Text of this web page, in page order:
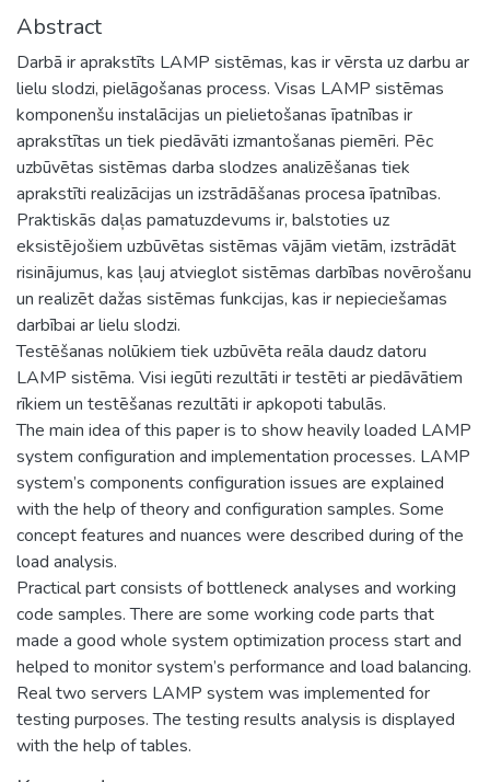
Abstract
Darbā ir aprakstīts LAMP sistēmas, kas ir vērsta uz darbu ar
lielu slodzi, pielāgošanas process. Visas LAMP sistēmas
komponenšu instalācijas un pielietošanas īpatnības ir
aprakstītas un tiek piedāvāti izmantošanas piemēri. Pēc
uzbūvētas sistēmas darba slodzes analizēšanas tiek
aprakstīti realizācijas un izstrādāšanas procesa īpatnības.
Praktiskās daļas pamatuzdevums ir, balstoties uz
eksistējošiem uzbūvētas sistēmas vājām vietām, izstrādāt
risinājumus, kas ļauj atvieglot sistēmas darbības novērošanu
un realizēt dažas sistēmas funkcijas, kas ir nepieciešamas
darbībai ar lielu slodzi.
Testēšanas nolūkiem tiek uzbūvēta reāla daudz datoru
LAMP sistēma. Visi iegūti rezultāti ir testēti ar piedāvātiem
rīkiem un testēšanas rezultāti ir apkopoti tabulās.
The main idea of this paper is to show heavily loaded LAMP
system configuration and implementation processes. LAMP
system’s components configuration issues are explained
with the help of theory and configuration samples. Some
concept features and nuances were described during of the
load analysis.
Practical part consists of bottleneck analyses and working
code samples. There are some working code parts that
made a good whole system optimization process start and
helped to monitor system’s performance and load balancing.
Real two servers LAMP system was implemented for
testing purposes. The testing results analysis is displayed
with the help of tables.